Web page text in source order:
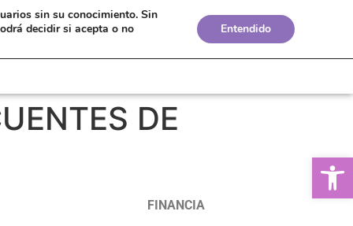
Bolsa de Empleo Biblioteca
DE
FINANCIA
sin su conocimiento. Sin
decidir si acepta o no
Entendido